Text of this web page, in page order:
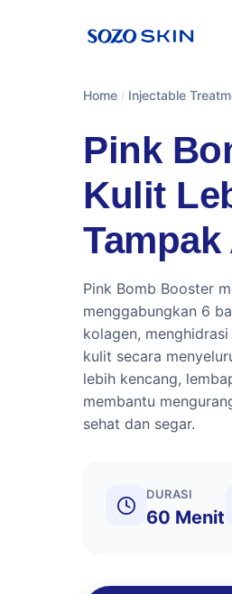
Home / Injectable
Pink
Kulit
Pink Bomb Booster
menggabungkan 6
kolagen,
kulit secara
lebih kencang,
membantu
sehat dan segar.
DURASI
60 Menit